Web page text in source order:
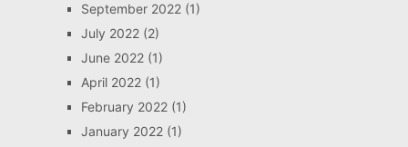
September 2022(1)
July 2022(2)
June 2022(1)
April 2022(1)
February 2022(1)
January 2022(1)